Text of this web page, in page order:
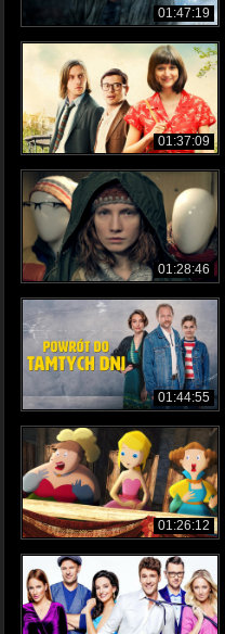
01:47:19
01:37:09
01:28:46
01:44:55
01:26:12